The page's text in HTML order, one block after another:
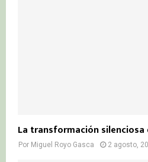
La transformación
Por Miguel Royo Gasca 2 agosto,